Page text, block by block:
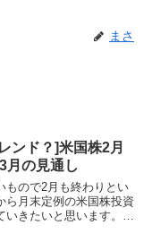
まさ
ンド？]米国株2月
月の見通し
もので2月も終わりとい
ら月末定例の米国株投資
いきたいと思います。前